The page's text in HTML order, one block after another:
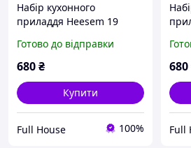
Набір кухонного
приладдя Heesem 19
дошкою та підставкою,
силіконові кухонні
Готово до відправки
680₴
Купити
Full House 100%
680
Full